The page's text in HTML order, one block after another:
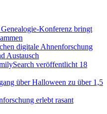
Konferenz bringt
digitale Ahnenforschung
Austausch
veröffentlicht 18
über Halloween zu über 1,5
erlebt rasant